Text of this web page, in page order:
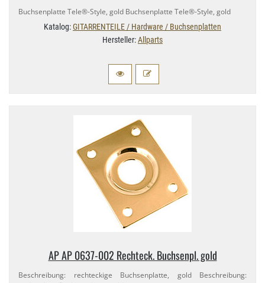
Buchsenplatte Tele®-​Style, gold Buchsenplatte Tele®-​Style, gold
Katalog:GITARRENTEILE / Hardware / Buchsenplatten
Hersteller:Allparts
AP AP 0637-​002 Rechteck. Buchsenpl. gold
Beschreibung: rechteckige Buchsenplatte, gold Beschreibung: